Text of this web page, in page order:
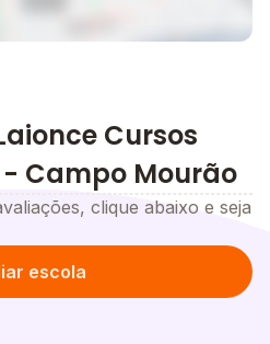
Cursos
Campo Mourão
clique abaixo e seja
escola